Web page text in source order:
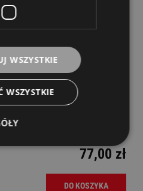
369,00 zł
DO KOSZYKA
na keyboard
77,00 zł
DO KOSZYKA
WSZYSTKIE
WSZYSTKIE